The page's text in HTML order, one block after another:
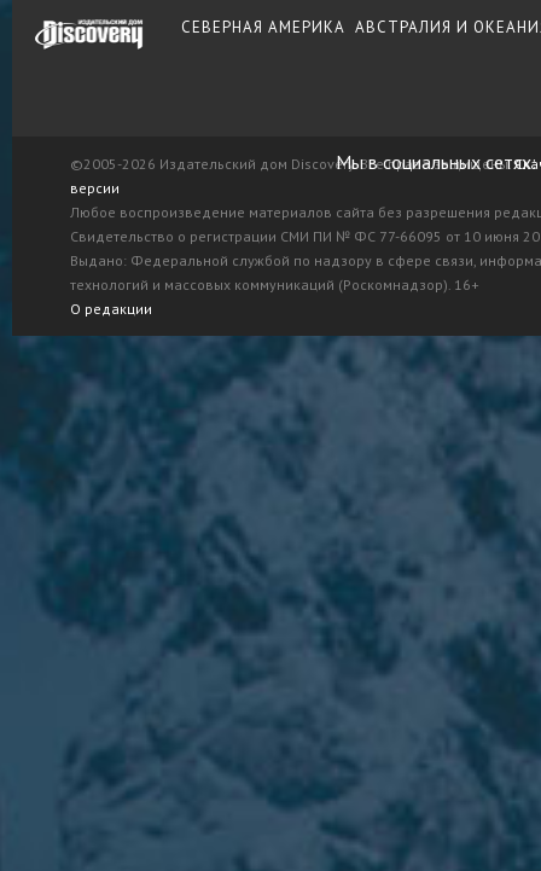
СЕВЕРНАЯ АМЕРИКА АВСТРАЛИЯ И
©2005-2026 Издательский дом Discovery. Все права защищены.
версии
Любое воспроизведение материалов сайта без разрешения
Свидетельство о регистрации СМИ ПИ № ФС 77-66095 от 10 июня
Выдано: Федеральной службой по надзору в сфере связи,
технологий и массовых коммуникаций (Роскомнадзор). 16+
О редакции
Мы в социальных сетях: